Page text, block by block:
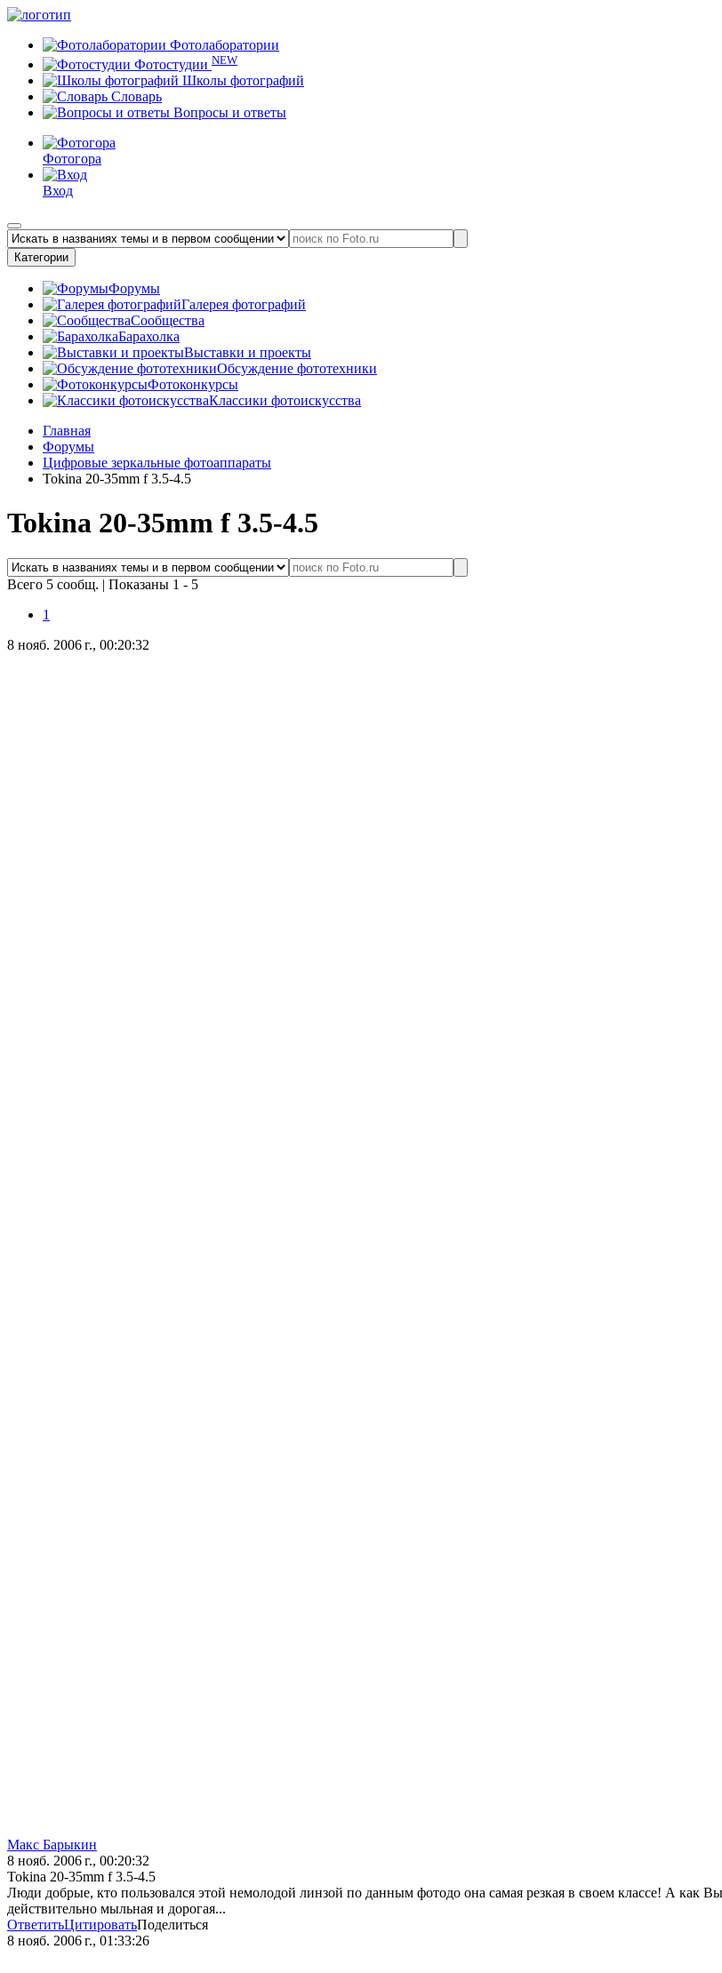
Фотолаборатории
Фотостудии NEW
Школы фотографий
Словарь
Вопросы и ответы
Фотогора
Вход
Категории
Форумы
Галерея фотографий
Сообщества
Барахолка
Выставки и проекты
Обсуждение фототехники
Фотоконкурсы
Классики фотоискусства
Главная
Форумы
Цифровые зеркальные фотоаппараты
Tokina 20-35mm f 3.5-4.5
Tokina 20-35mm f 3.5-4.5
Всего 5 сообщ. | Показаны 1 - 5
1
8 нояб. 2006 г., 00:20:32
Макс Барыкин
8 нояб. 2006 г., 00:20:32
Tokina 20-35mm f 3.5-4.5
Люди добрые, кто пользовался этой немолодой линзой по данным фотодо она самая резкая в своем классе! А как
действительно мыльная и дорогая...
ОтветитьЦитироватьПоделиться
8 нояб. 2006 г., 01:33:26